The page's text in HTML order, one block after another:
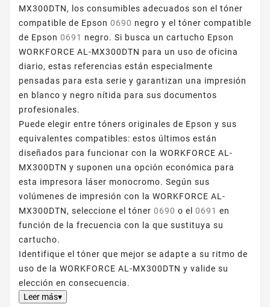
MX300DTN, los consumibles adecuados son el tóner
compatible de Epson 0690 negro y el tóner compatible
de Epson 0691 negro. Si busca un cartucho Epson
WORKFORCE AL-MX300DTN para un uso de oficina
diario, estas referencias están especialmente
pensadas para esta serie y garantizan una impresión
en blanco y negro nítida para sus documentos
profesionales.
Puede elegir entre tóners originales de Epson y sus
equivalentes compatibles: estos últimos están
diseñados para funcionar con la WORKFORCE AL-
MX300DTN y suponen una opción económica para
esta impresora láser monocromo. Según sus
volúmenes de impresión con la WORKFORCE AL-
MX300DTN, seleccione el tóner 0690 o el 0691 en
función de la frecuencia con la que sustituya su
cartucho.
Identifique el tóner que mejor se adapte a su ritmo de
uso de la WORKFORCE AL-MX300DTN y valide su
elección en consecuencia.
Leer más▾